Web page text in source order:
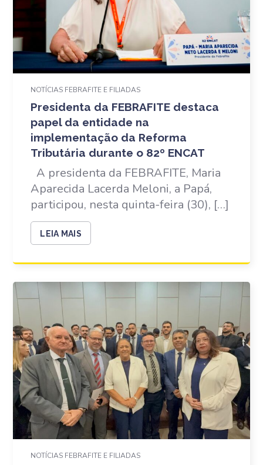
NOTÍCIAS FEBRAFITE E FILIADAS
Presidenta da FEBRAFITE destaca
papel da entidade na
implementação da Reforma
Tributária durante o 82º ENCAT
A presidenta da FEBRAFITE, Maria
Aparecida Lacerda Meloni, a Papá,
participou, nesta quinta-feira (30), […]
LEIA MAIS
NOTÍCIAS FEBRAFITE E FILIADAS